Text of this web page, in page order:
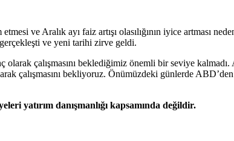
ve Aralık ayı faiz artışı olasılığının iyice artması
ve yeni tarihi zirve geldi.
çalışmasını beklediğimiz önemli bir seviye
çalışmasını bekliyoruz. Önümüzdeki günlerde
yatırım danışmanlığı kapsamında değildir.